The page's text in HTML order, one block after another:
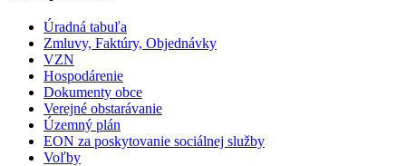
Úradná tabuľa
Zmluvy, Faktúry, Objednávky
VZN
Hospodárenie
Dokumenty obce
Verejné obstarávanie
Územný plán
EON za poskytovanie sociálnej služby
Voľby